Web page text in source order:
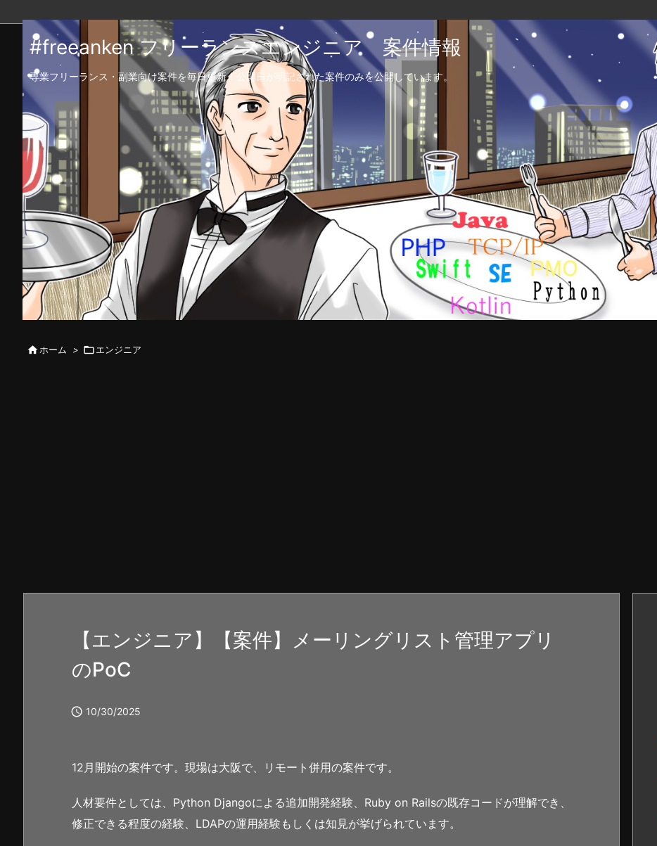
#freeanken フリーランスエンジニア 案件情報
専業フリーランス・副業向け案件を毎日更新！公開日が明記された案件のみを公開しています。
 ホーム > エンジニア
【エンジニア】【案件】メーリングリスト管理アプリ
のPoC
 10/30/2025
12月開始の案件です。現場は大阪で、リモート併用の案件です。
人材要件としては、Python Djangoによる追加開発経験、Ruby on Railsの既存コードが理解でき、
修正できる程度の経験、LDAPの運用経験もしくは知見が挙げられています。